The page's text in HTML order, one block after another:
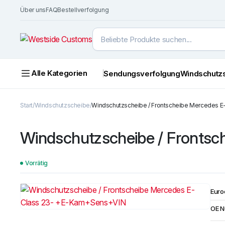
Über unsFAQBestellverfolgung
Alle Kategorien Sendungsverfolgung
Start Windschutzscheibe Windschutzscheibe / Frontscheibe Mercedes
Windschutzscheibe /
Vorrätig
OE